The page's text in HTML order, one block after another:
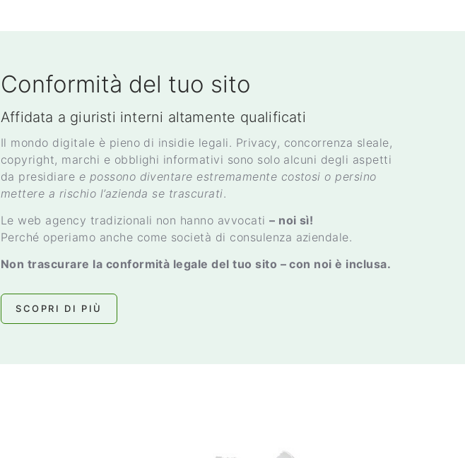
Conformità del tuo sito
Affidata a giuristi interni altamente qualificati
Il mondo digitale è pieno di insidie legali. Privacy, concorrenza sleale,
copyright, marchi e obblighi informativi sono solo alcuni degli aspetti
da presidiare e possono diventare estremamente costosi o persino
mettere a rischio l’azienda se trascurati.
Le web agency tradizionali non hanno avvocati– noi sì!
Perché operiamo anche come società di consulenza aziendale.
Non trascurare la conformità legale del tuo sito – con noi è inclusa.
SCOPRI DI PIÙ